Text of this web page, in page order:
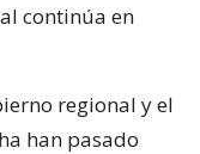
continúa en
regional y el
han pasado